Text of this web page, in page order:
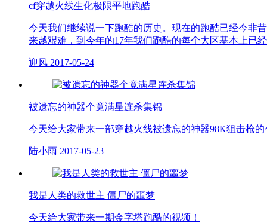
cf穿越火线生化极限平地跑酷
今天我们继续说一下跑酷的历史。现在的跑酷已经今非
来越艰难，到今年的17年我们跑酷的每个大区基本上已
迎风 2017-05-24
被遗忘的神器个竟满星连杀集锦
今天给大家带来一部穿越火线被遗忘的神器98K狙击枪
陆小雨 2017-05-23
我是人类的救世主 僵尸的噩梦
今天给大家带来一期金字塔跑酷的视频！